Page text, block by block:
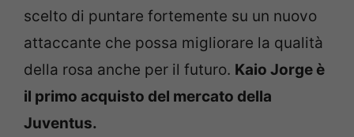
scelto di puntare fortemente su un nuovo
attaccante che possa migliorare la qualità
della rosa anche per il futuro. Kaio Jorge è
il primo acquisto del mercato della
Juventus.